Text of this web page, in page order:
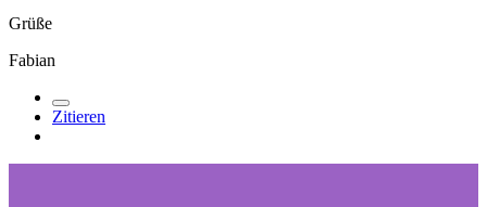
Grüße
Fabian
Zitieren